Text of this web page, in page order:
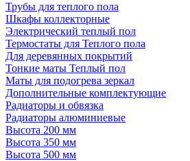
Трубы для теплого пола
Шкафы коллекторные
Электрический теплый пол
Термостаты для Теплого пола
Для деревянных покрытий
Тонкие маты Теплый пол
Маты для подогрева зеркал
Дополнительные комплектующие
Радиаторы и обвязка
Радиаторы алюминиевые
Высота 200 мм
Высота 350 мм
Высота 500 мм